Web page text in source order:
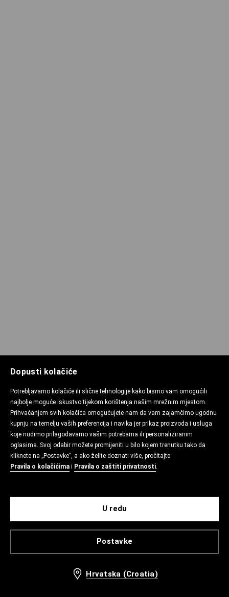
Dopusti kolačiće
Potrebljavamo kolačiće ili slične tehnologije kako bismo vam omogućili
najbolje moguće iskustvo tijekom korištenja našim mrežnim mjestom.
Prihvaćanjem svih kolačića omogućujete nam da vam zajamčimo ugodnu
kupnju na temelju vaših preferencija i navika jer prikaz proizvoda i usluga
koje nudimo prilagođavamo vašim potrebama ili personaliziranim
oglasima. Svoj odabir možete promijeniti u bilo kojem trenutku tako da
kliknete na „Postavke”, a ako želite doznati više, pročitajte
Pravila o kolačićima i Pravila o zaštiti privatnosti.
Postavke
U redu
Hrvatska (Croatia)